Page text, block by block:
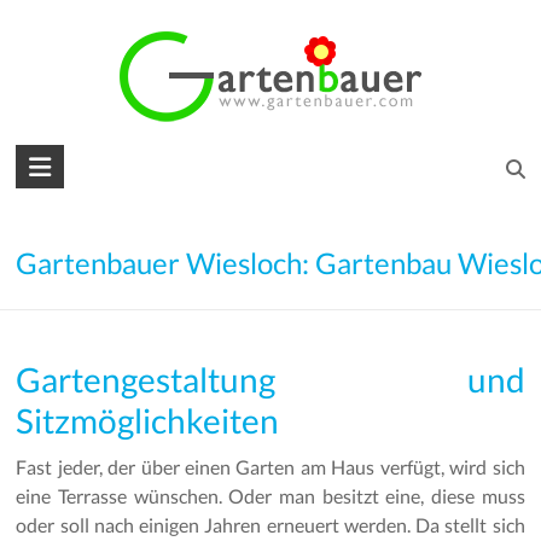
den
Träume
Gartengestaltung
Gartenbau
–
Gartenbauer Wiesloch: Gartenbau
Gartengestaltung und
Sitzmöglichkeiten
Fast jeder, der über einen Garten am Haus verfügt, wird sich
eine Terrasse wünschen. Oder man besitzt eine, diese muss
oder soll nach einigen Jahren erneuert werden. Da stellt sich